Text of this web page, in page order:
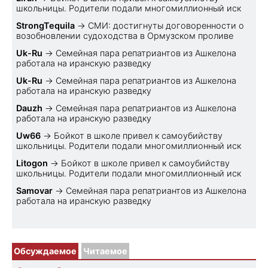
школьницы. Родители подали многомиллионный иск
StrongTequila → СМИ: достигнуты договоренности о
возобновлении судоходства в Ормузском проливе
Uk-Ru → Семейная пара репатриантов из Ашкелона
работала на иранскую разведку
Uk-Ru → Семейная пара репатриантов из Ашкелона
работала на иранскую разведку
Dauzh → Семейная пара репатриантов из Ашкелона
работала на иранскую разведку
Uw66 → Бойкот в школе привел к самоубийству
школьницы. Родители подали многомиллионный иск
Litogon → Бойкот в школе привел к самоубийству
школьницы. Родители подали многомиллионный иск
Samovar → Семейная пара репатриантов из Ашкелона
работала на иранскую разведку
Обсуждаемое Читаемое